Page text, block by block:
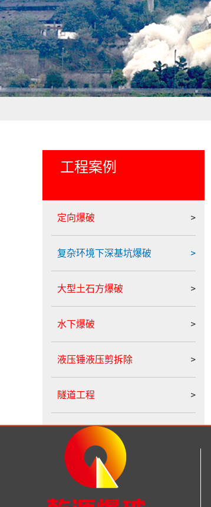
工程案例
定向爆破
复杂环境下深基坑爆破
大型土石方爆破
水下爆破
液压锤液压剪拆除
隧道工程